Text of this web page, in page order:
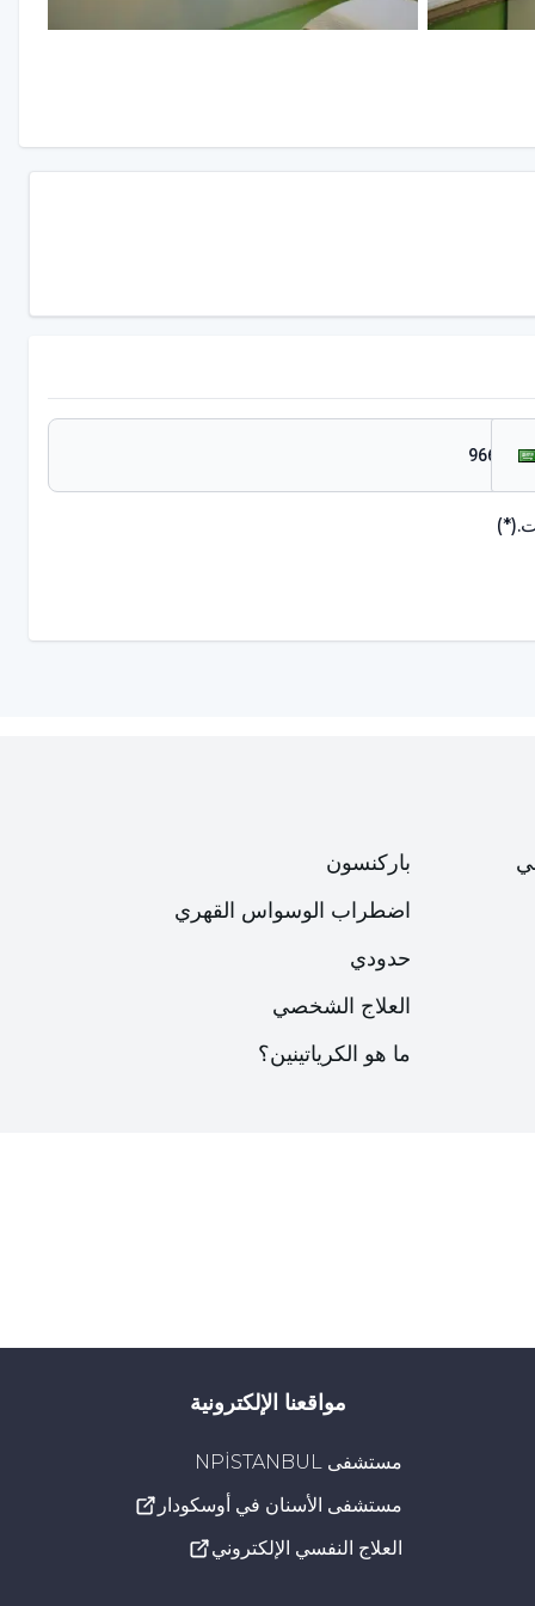
(*)
باركنسون
اضطراب الوسواس القهري
حدودي
العلاج الشخصي
ما هو الكرياتينين؟
مواقعنا الإلكترونية
مستشفى NPİSTANBUL
مستشفى الأسنان في أوسكودار
العلاج النفسي الإلكتروني